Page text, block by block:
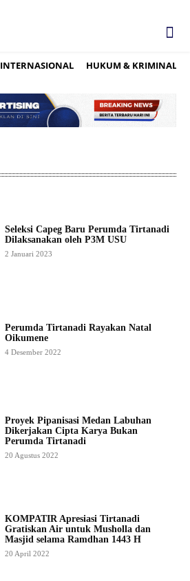
INTERNASIONAL HUKUM & KRIMINAL
Seleksi Capeg Baru Perumda Tirtanadi
Dilaksanakan oleh P3M USU
2 Januari 2023
Perumda Tirtanadi Rayakan Natal
Oikumene
4 Desember 2022
Proyek Pipanisasi Medan Labuhan
Dikerjakan Cipta Karya Bukan
Perumda Tirtanadi
20 Agustus 2022
KOMPATIR Apresiasi Tirtanadi
Gratiskan Air untuk Musholla dan
Masjid selama Ramdhan 1443 H
20 April 2022